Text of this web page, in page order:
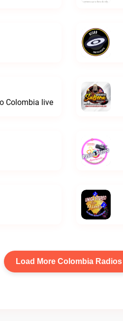
Colombia live
Load More Colombia Radios